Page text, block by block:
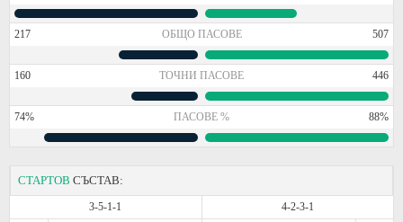
217 ОБЩО ПАСОВЕ 507
160 ТОЧНИ ПАСОВЕ 446
74% ПАСОВЕ % 88%
СТАРТОВ СЪСТАВ:
3-5-1-1
4-2-3-1